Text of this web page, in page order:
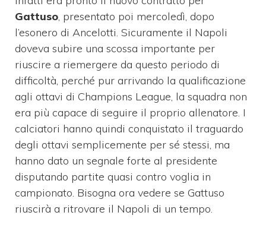
Gattuso, presentato poi mercoledì, dopo
l’esonero di Ancelotti. Sicuramente il Napoli
doveva subire una scossa importante per
riuscire a riemergere da questo periodo di
difficoltà, perché pur arrivando la qualificazione
agli ottavi di Champions League, la squadra non
era più capace di seguire il proprio allenatore. I
calciatori hanno quindi conquistato il traguardo
degli ottavi semplicemente per sé stessi, ma
hanno dato un segnale forte al presidente
disputando partite quasi contro voglia in
campionato. Bisogna ora vedere se Gattuso
riuscirà a ritrovare il Napoli di un tempo.